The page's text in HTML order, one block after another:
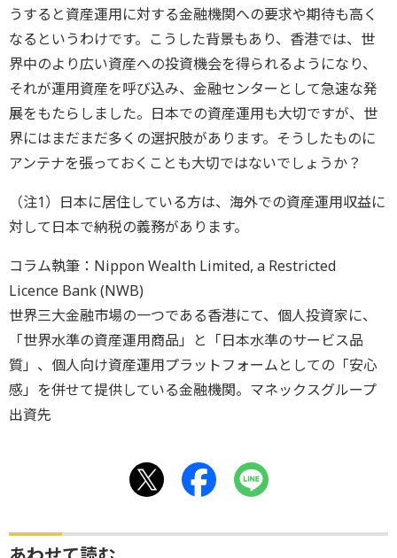
うすると資産運用に対する金融機関への要求や期待も高く
なるというわけです。こうした背景もあり、香港では、世
界中のより広い資産への投資機会を得られるようになり、
それが運用資産を呼び込み、金融センターとして急速な発
展をもたらしました。日本での資産運用も大切ですが、世
界にはまだまだ多くの選択肢があります。そうしたものに
アンテナを張っておくことも大切ではないでしょうか？
（注1）日本に居住している方は、海外での資産運用収益に
対して日本で納税の義務があります。
コラム執筆：Nippon Wealth Limited, a Restricted
Licence Bank (NWB)
世界三大金融市場の一つである香港にて、個人投資家に、
「世界水準の資産運用商品」と「日本水準のサービス品
質」、個人向け資産運用プラットフォームとしての「安心
感」を併せて提供している金融機関。マネックスグループ
出資先